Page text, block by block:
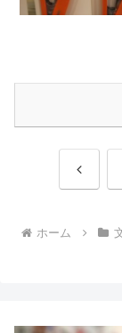
前
ホーム